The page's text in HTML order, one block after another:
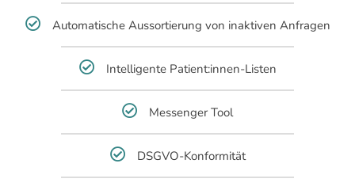
Automatische Aussortierung von inaktiven Anfragen
Intelligente Patient:innen-Listen
Messenger Tool
DSGVO-Konformität